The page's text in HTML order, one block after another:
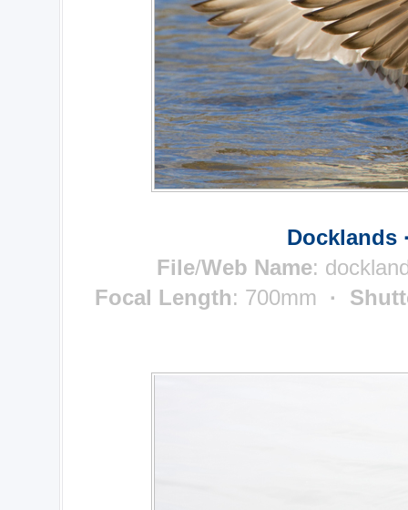
Docklands
File/Web Name:
Focal Length: 700mm ·